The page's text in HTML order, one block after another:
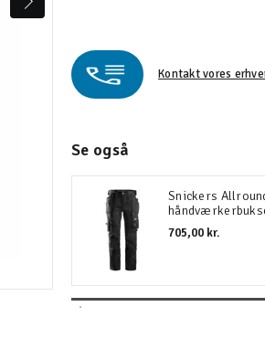
Kontakt vores
Se også
Snickers
705,00 kr.